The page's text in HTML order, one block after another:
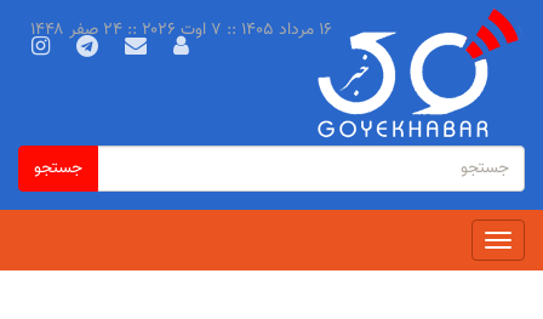
فرم
جستجو
جستجو
جستجو
Toggle
navigation
۱۶ مرداد ۱۴۰۵ :: ۷ اوت ۲۰۲۶ :: ۲۴ صفر ۱۴۴۸